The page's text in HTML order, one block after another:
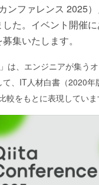
ンファレンス 2025
た。イベント開催
集いたします。
は、エンジニアが集う
て、IT人材白書（2020年
較をもとに表現していま